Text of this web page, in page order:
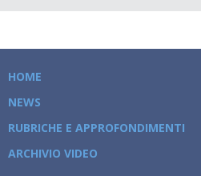
HOME
NEWS
RUBRICHE E APPROFONDIMENTI
ARCHIVIO VIDEO